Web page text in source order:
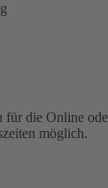
für die Online
möglich.